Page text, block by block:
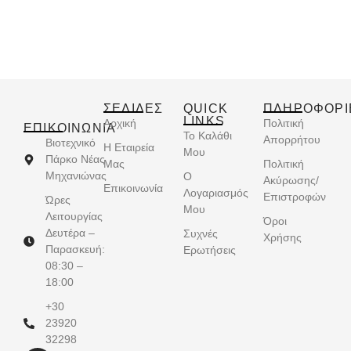
ΕΠΙΚΟΙΝΩΝΊΑ
Βιοτεχνικό
Πάρκο Νέας
Μηχανιώνας
Ώρες
Λειτουργίας
Δευτέρα –
Παρασκευή:
08:30 –
18:00
+30
23920
32298
ΣΕΛΙΔΕΣ
Αρχική
Η Εταιρεία
Μας
Επικοινωνία
QUICK
LINKS
Το Καλάθι
Μου
Ο
Λογαριασμός
Μου
Συχνές
Ερωτήσεις
Πολιτική
Απορρήτου
Πολιτική
Ακύρωσης/
Επιστροφών
Όροι
Χρήσης